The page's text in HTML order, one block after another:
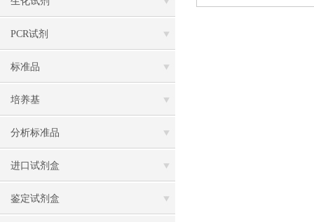
PCR试剂
标准品
培养基
分析标准品
进口试剂盒
鉴定试剂盒